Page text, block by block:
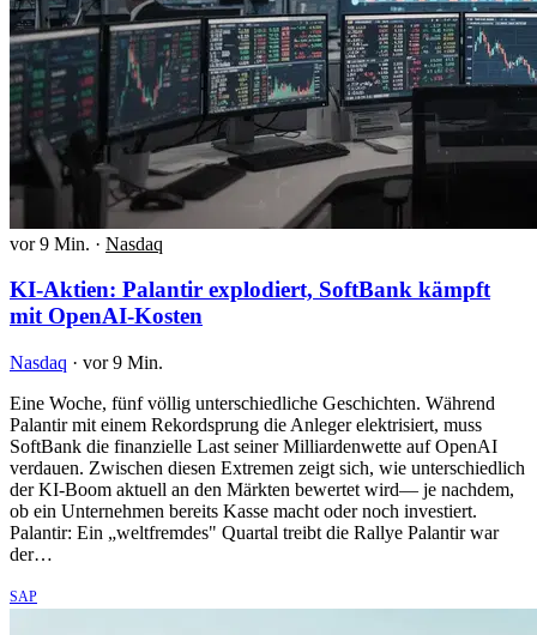
vor 9 Min. · Nasdaq
KI-Aktien: Palantir explodiert, SoftBank kämpft
mit OpenAI-Kosten
Nasdaq · vor 9 Min.
Eine Woche, fünf völlig unterschiedliche Geschichten. Während
Palantir mit einem Rekordsprung die Anleger elektrisiert, muss
SoftBank die finanzielle Last seiner Milliardenwette auf OpenAI
verdauen. Zwischen diesen Extremen zeigt sich, wie unterschiedlich
der KI-Boom aktuell an den Märkten bewertet wird— je nachdem,
ob ein Unternehmen bereits Kasse macht oder noch investiert.
Palantir: Ein „weltfremdes" Quartal treibt die Rallye Palantir war
der…
SAP